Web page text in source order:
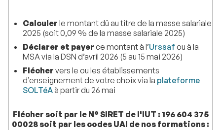
Calculer le montant dû au titre de la masse salariale
2025 (soit 0,09 % de la masse salariale 2025)
Déclarer et payer ce montant à l’Urssaf ou à la
MSA via la DSN d’avril 2026 (5 au 15 mai 2026)
Flécher vers le ou les établissements
d’enseignement de votre choix via la plateforme
SOLTéAà partir du 26 mai
Flécher soit par le N° SIRET de l'IUT : 196 604 375
00028 soit par les codes UAI de nos formations :